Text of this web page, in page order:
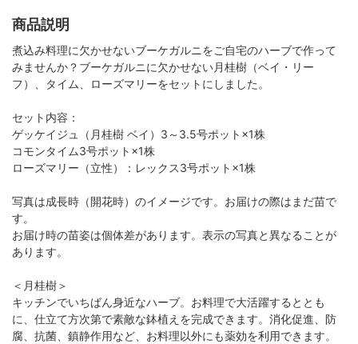
商品説明
煮込み料理に欠かせないブーケガルニをご自宅のハーブで作って
みませんか？ブーケガルニに欠かせない月桂樹（ベイ・リー
フ）、タイム、ローズマリーをセットにしました。
セット内容：
ゲッケイジュ（月桂樹 ベイ）3～3.5号ポット×1株
コモンタイム3号ポット×1株
ローズマリー（立性）：レックス3号ポット×1株
写真は成長時（開花時）のイメージです。お届けの際はまだ苗で
す。
お届け時の苗姿は個体差があります。表示の写真と異なることが
あります。
＜月桂樹＞
キッチンでいちばん身近なハーブ。お料理で大活躍するととも
に、仕立て方次第で素敵な鉢植えを完成できます。消化促進、防
腐、抗菌、鎮静作用など、お料理以外にも薬効を利用できます。